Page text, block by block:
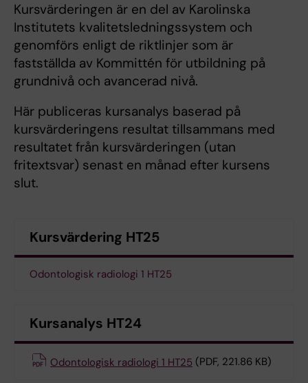
Kursvärderingen är en del av Karolinska
Institutets kvalitetsledningssystem och
genomförs enligt de riktlinjer som är
fastställda av Kommittén för utbildning på
grundnivå och avancerad nivå.
Här publiceras kursanalys baserad på
kursvärderingens resultat tillsammans med
resultatet från kursvärderingen (utan
fritextsvar) senast en månad efter kursens
slut.
Kursvärdering HT25
Odontologisk radiologi 1 HT25
Kursanalys HT24
Odontologisk radiologi 1 HT25 (PDF, 221.86 KB)